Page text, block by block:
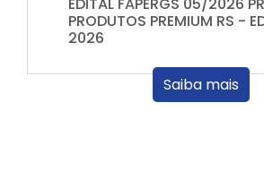
PRODUTOS PREMIUM RS -
2026
Saiba mais